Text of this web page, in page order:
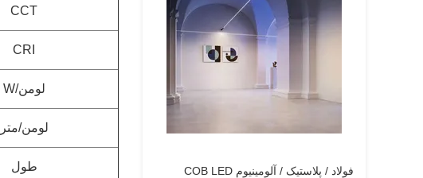
فولاد / پلاستیک / آلومینیوم COB LED
CCT
CRI
لومن/W
لومن/متر
طول